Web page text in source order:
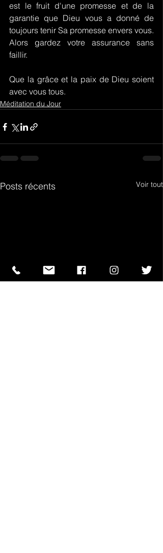
est le fruit d'une promesse et de la
garantie que Dieu vous a donné de
toujours tenir Sa promesse envers vous.
Alors gardez votre assurance sans
faillir.
Que la grâce et la paix de Dieu soient
avec vous tous.
Méditation du Jour
Posts récents Voir tout